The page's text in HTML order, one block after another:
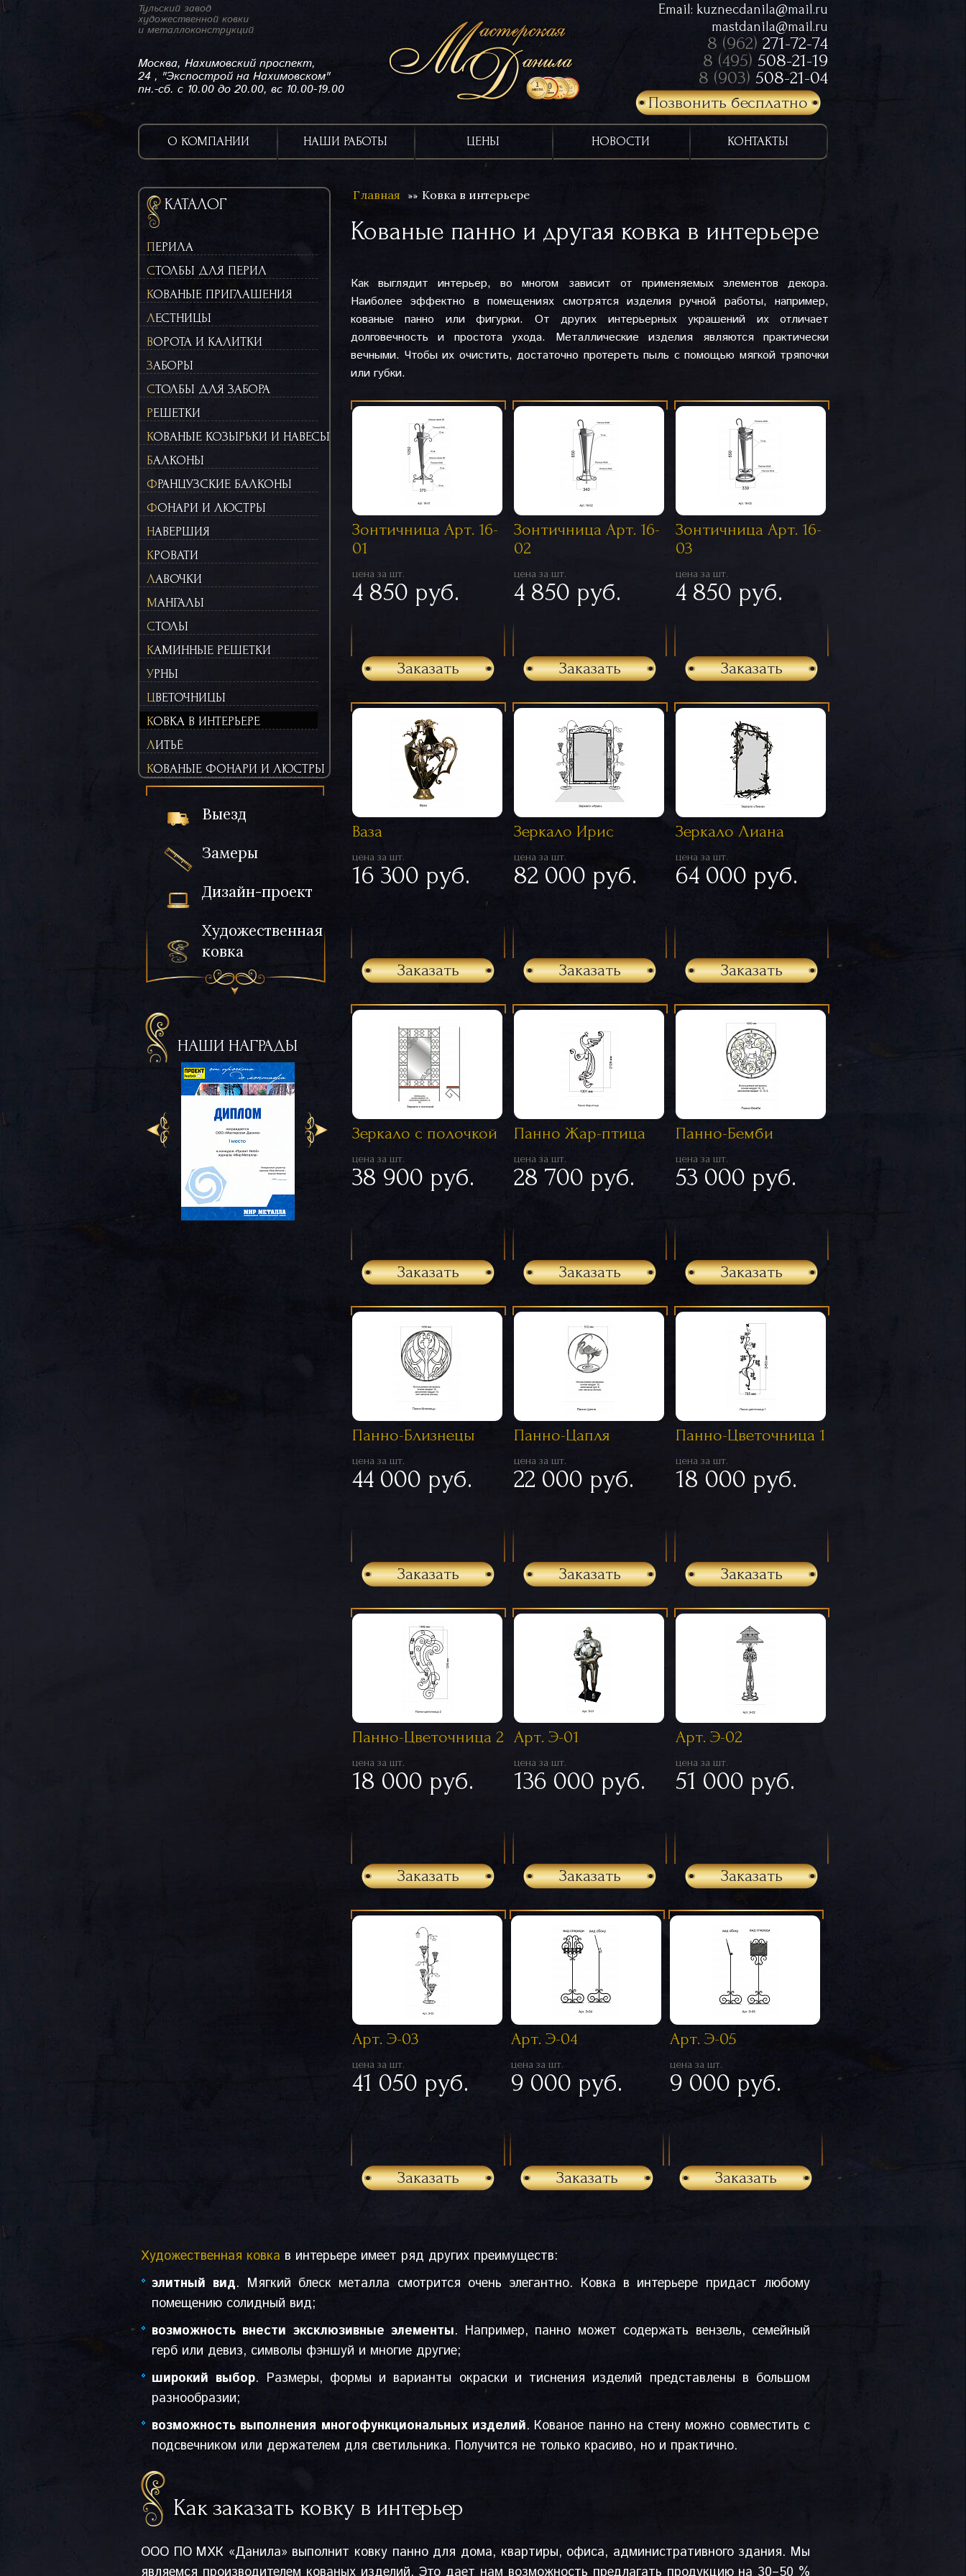
Тульский завод
художественной ковки
и металлоконструкций
Москва, Нахимовский проспект,
24 , "Экспострой на Нахимовском"
пн.-сб. с 10.00 до 20.00, вс 10.00-19.00
Email: kuznecdanila@mail.ru
mastdanila@mail.ru
8 (962) 271-72-74
8 (495) 508-21-19
8 (903) 508-21-04
Позвонить бесплатно
О КОМПАНИИ НАШИ РАБОТЫ ЦЕНЫ НОВОСТИ КОНТАКТЫ
КАТАЛОГ
ПЕРИЛА
СТОЛБЫ ДЛЯ ПЕРИЛ
КОВАНЫЕ ПРИГЛАШЕНИЯ
ЛЕСТНИЦЫ
ВОРОТА И КАЛИТКИ
ЗАБОРЫ
СТОЛБЫ ДЛЯ ЗАБОРА
РЕШЕТКИ
КОВАНЫЕ КОЗЫРЬКИ И НАВЕСЫ
БАЛКОНЫ
ФРАНЦУЗСКИЕ БАЛКОНЫ
ФОНАРИ И ЛЮСТРЫ
НАВЕРШИЯ
КРОВАТИ
ЛАВОЧКИ
МАНГАЛЫ
СТОЛЫ
КАМИННЫЕ РЕШЕТКИ
УРНЫ
ЦВЕТОЧНИЦЫ
КОВКА В ИНТЕРЬЕРЕ
ЛИТЬЁ
КОВАНЫЕ ФОНАРИ И ЛЮСТРЫ
Выезд
Замеры
Дизайн-проект
Художественная
ковка
НАШИ НАГРАДЫ
Главная Ковка в интерьере
Кованые панно и другая ковка в интерьере
Как выглядит интерьер, во многом зависит от применяемых элементов декора.
Наиболее эффектно в помещениях смотрятся изделия ручной работы, например,
кованые панно или фигурки. От других интерьерных украшений их отличает
долговечность и простота ухода. Металлические изделия являются практически
вечными. Чтобы их очистить, достаточно протереть пыль с помощью мягкой тряпочки
или губки.
Зонтичница Арт. 16-
01
цена за шт.
4 850 руб.
Заказать
Зонтичница Арт. 16-
02
цена за шт.
4 850 руб.
Заказать
Зонтичница Арт. 16-
03
цена за шт.
4 850 руб.
Заказать
Ваза
цена за шт.
16 300 руб.
Заказать
Зеркало Ирис
цена за шт.
82 000 руб.
Заказать
Зеркало Лиана
цена за шт.
64 000 руб.
Заказать
Зеркало с полочкой
цена за шт.
38 900 руб.
Заказать
Панно Жар-птица
цена за шт.
28 700 руб.
Заказать
Панно-Бемби
цена за шт.
53 000 руб.
Заказать
Панно-Близнецы
цена за шт.
44 000 руб.
Заказать
Панно-Цапля
цена за шт.
22 000 руб.
Заказать
Панно-Цветочница 1
цена за шт.
18 000 руб.
Заказать
Панно-Цветочница 2
цена за шт.
18 000 руб.
Заказать
Арт. Э-01
цена за шт.
136 000 руб.
Заказать
Арт. Э-02
цена за шт.
51 000 руб.
Заказать
Арт. Э-03
цена за шт.
41 050 руб.
Заказать
Арт. Э-04
цена за шт.
9 000 руб.
Заказать
Арт. Э-05
цена за шт.
9 000 руб.
Заказать
Художественная ковка в интерьере имеет ряд других преимуществ:
элитный вид. Мягкий блеск металла смотрится очень элегантно. Ковка в интерьере придаст любому
помещению солидный вид;
возможность внести эксклюзивные элементы. Например, панно может содержать вензель, семейный
герб или девиз, символы фэншуй и многие другие;
широкий выбор. Размеры, формы и варианты окраски и тиснения изделий представлены в большом
разнообразии;
возможность выполнения многофункциональных изделий. Кованое панно на стену можно совместить с
подсвечником или держателем для светильника. Получится не только красиво, но и практично.
Как заказать ковку в интерьер
ООО ПО МХК «Данила» выполнит ковку панно для дома, квартиры, офиса, административного здания. Мы